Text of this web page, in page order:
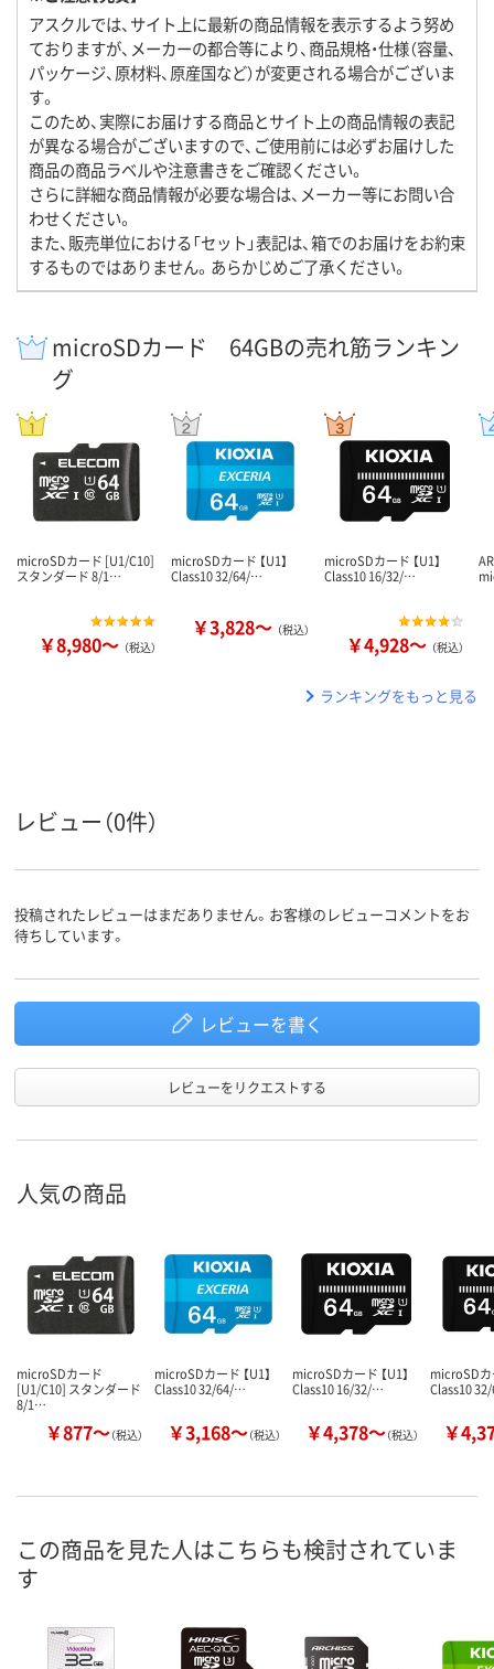
アスクルでは、サイト上に最新の商品情報を表示するよう努め
ておりますが、メーカーの都合等により、商品規格・仕様（容量、
パッケージ、原材料、原産国など）が変更される場合がございま
す。
このため、実際にお届けする商品とサイト上の商品情報の表記
が異なる場合がございますので、ご使用前には必ずお届けした
商品の商品ラベルや注意書きをご確認ください。
さらに詳細な商品情報が必要な場合は、メーカー等にお問い合
わせください。
また、販売単位における「セット」表記は、箱でのお届けをお約束
するものではありません。あらかじめご了承ください。
microSDカード 64GBの売れ筋ランキン
グ
microSDカード [U1/C10]
スタンダード 8/1…
￥8,980～ （税込）
microSDカード 【U1】
Class10 32/64/…
￥3,828～ （税込）
microSDカード 【U1】
Class10 16/32/…
￥4,928～ （税込）
ランキングをもっと見る
レビュー（0件）
投稿されたレビューはまだありません。お客様のレビューコメントをお
待ちしています。
レビューを書く
レビューをリクエストする
人気の商品
microSDカード
[U1/C10] スタンダード
8/1…
￥877～（税込）
microSDカード 【U1】
Class10 32/64/…
￥3,168～（税込）
microSDカード 【U1】
Class10 16/32/…
￥4,378～（税込）
microSDカ
Class10
￥
この商品を見た人はこちらも検討されていま
す